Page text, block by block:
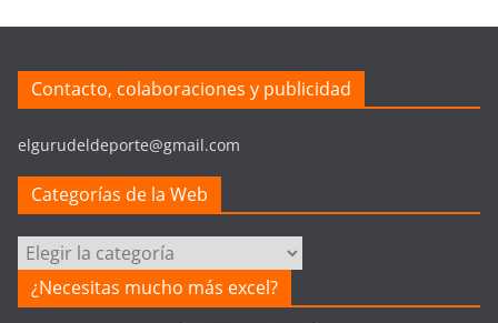
Contacto, colaboraciones y publicidad
elgurudeldeporte@gmail.com
Categorías de la Web
Categorías
de
la
¿Necesitas mucho más excel?